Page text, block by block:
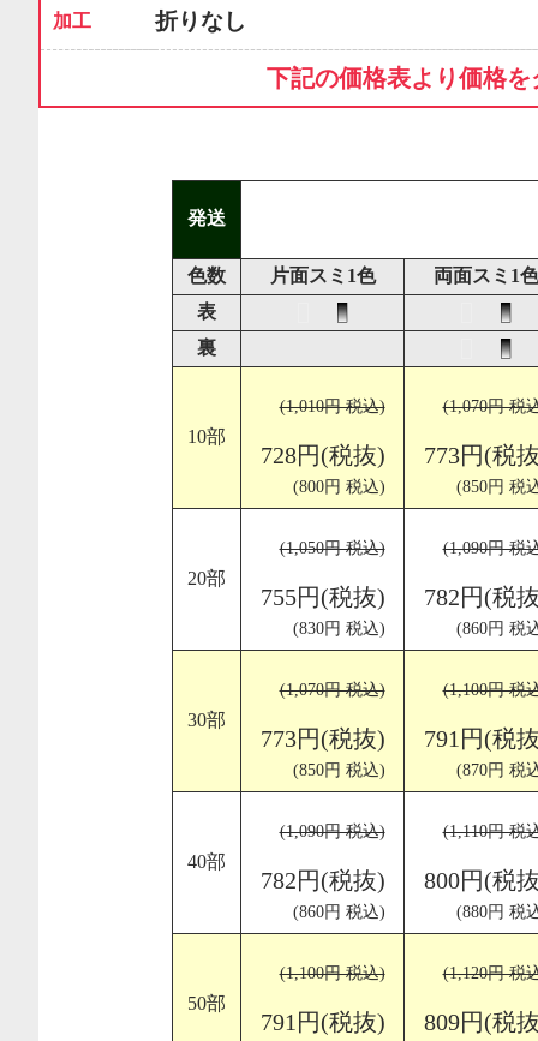
加工 折りなし
下記の価格表より価格
発送
色数 片面スミ1色
両面スミ1色
表
裏
10部
(1,010円 税込)
728円(税抜)
(800円 税込)
(1,070円 税
773円(税
(850円 税
20部
(1,050円 税込)
755円(税抜)
(830円 税込)
(1,090円 税
782円(税
(860円 税
30部
(1,070円 税込)
773円(税抜)
(850円 税込)
(1,100円 税
791円(税
(870円 税
40部
(1,090円 税込)
782円(税抜)
(860円 税込)
(1,110円 税
800円(税
(880円 税
50部
(1,100円 税込)
791円(税抜)
(1,120円 税
809円(税